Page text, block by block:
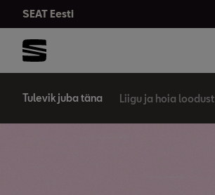
SEAT Eesti
Tulevik juba täna Liigu ja hoia loodust